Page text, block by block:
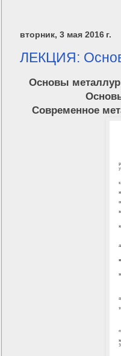
вторник, 3 мая 2016 г.
ЛЕКЦИЯ:
Основы
Современное